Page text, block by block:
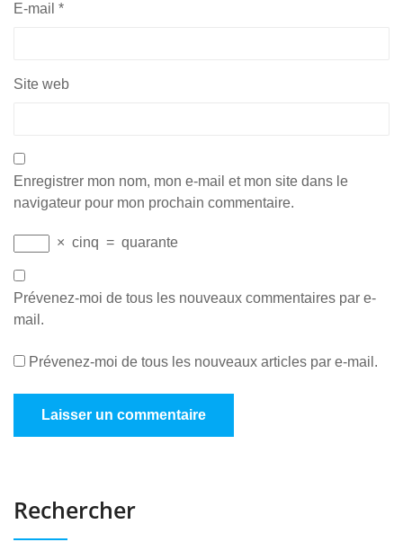
E-mail *
Site web
Enregistrer mon nom, mon e-mail et mon site dans le
navigateur pour mon prochain commentaire.
× cinq = quarante
Prévenez-moi de tous les nouveaux commentaires par e-
mail.
Prévenez-moi de tous les nouveaux articles par e-mail.
Rechercher